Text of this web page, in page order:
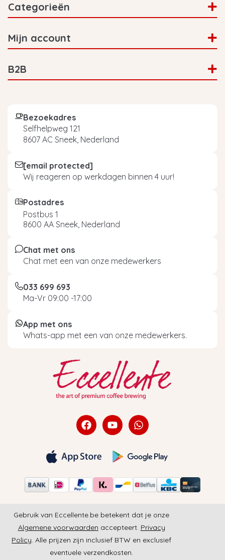
Categorieën
Mijn account
B2B
Bezoekadres
Selfhelpweg 121
8607 AC Sneek, Nederland
[email protected]
Wij reageren op werkdagen binnen 4 uur!
Postadres
Postbus 1
8600 AA Sneek, Nederland
Chat met ons
Chat met een van onze medewerkers
033 699 693
Ma-Vr 09:00 -17:00
App met ons
Whats-app met een van onze medewerkers.
Gebruik van Eccellente.be betekent dat je onze
Algemene voorwaarden accepteert. Privacy
Policy. Alle prijzen zijn inclusief BTW en exclusief
eventuele verzendkosten.